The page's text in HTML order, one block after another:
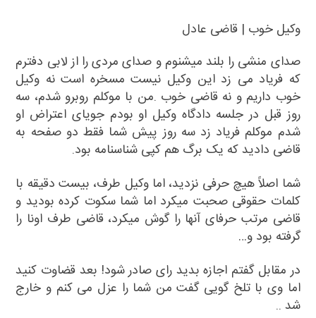
وکیل خوب | قاضی عادل
صدای منشی را بلند میشنوم و صدای مردی را از لابی دفترم
که فریاد می زد این وکیل نیست مسخره است نه وکیل
خوب داریم و نه قاضی خوب .من با موکلم روبرو شدم، سه
روز قبل در جلسه دادگاه وکیل او بودم جویای اعتراض او
شدم موکلم فریاد زد سه روز پیش شما فقط دو صفحه به
قاضی دادید که یک برگ هم کپی شناسنامه بود.
شما اصلاً هیچ حرفی نزدید، اما وکیل طرف، بیست دقیقه با
کلمات حقوقی صحبت میکرد اما شما سکوت کرده بودید و
قاضی مرتب حرفای آنها را گوش میکرد، قاضی طرف اونا را
گرفته بود و…
در مقابل گفتم اجازه بدید رای صادر شود! بعد قضاوت کنید
اما وی با تلخ گویی گفت من شما را عزل می کنم و خارج
شد ..